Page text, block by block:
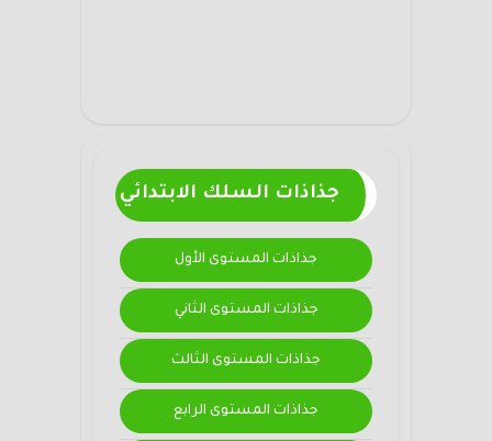
جذاذات السلك الابتدائي
جذاذات المستوى الأول
جذاذات المستوى الثاني
جذاذات المستوى الثالث
جذاذات المستوى الرابع